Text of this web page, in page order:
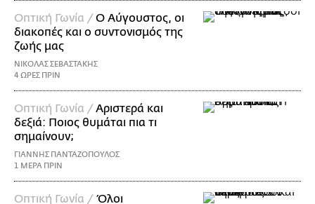
Οπτική Γωνία /Ο Αύγουστος, οι
διακοπές και ο συντονισμός της
ζωής μας
ΝΙΚΟΛΑΣ ΣΕΒΑΣΤΑΚΗΣ
4 ΩΡΕΣ ΠΡΙΝ
Οπτική Γωνία /Αριστερά και
δεξιά: Ποιος θυμάται πια τι
σημαίνουν;
ΓΙΑΝΝΗΣ ΠΑΝΤΑΖΟΠΟΥΛΟΣ
1 ΜΕΡΑ ΠΡΙΝ
Οπτική Γωνία /Όλοι